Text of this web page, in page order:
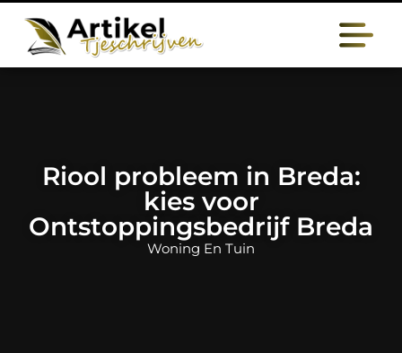
Riool probleem in Breda:
kies voor
Ontstoppingsbedrijf Breda
Woning En Tuin